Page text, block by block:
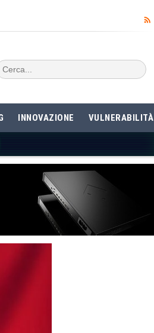
INNOVAZIONE VULNERABILITÀ